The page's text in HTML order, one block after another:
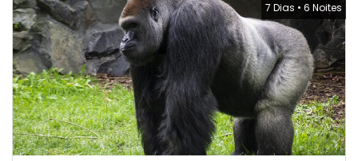
7 Dias • 6 Noites